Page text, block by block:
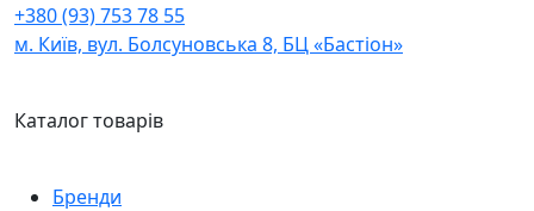
+380 (93) 753 78 55
м. Київ, вул. Болсуновська 8, БЦ «Бастіон»
Каталог товарів
Бренди